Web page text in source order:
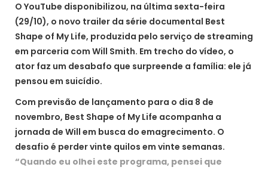
O YouTube disponibilizou, na última sexta-feira
(29/10), o novo trailer da série documental Best
Shape of My Life, produzida pelo serviço de streaming
em parceria com Will Smith. Em trecho do vídeo, o
ator faz um desabafo que surpreende a família: ele já
pensou em suicídio.
Com previsão de lançamento para o dia 8 de
novembro, Best Shape of My Life acompanha a
jornada de Will em busca do emagrecimento. O
desafio é perder vinte quilos em vinte semanas.
“Quando eu olhei este programa, pensei que